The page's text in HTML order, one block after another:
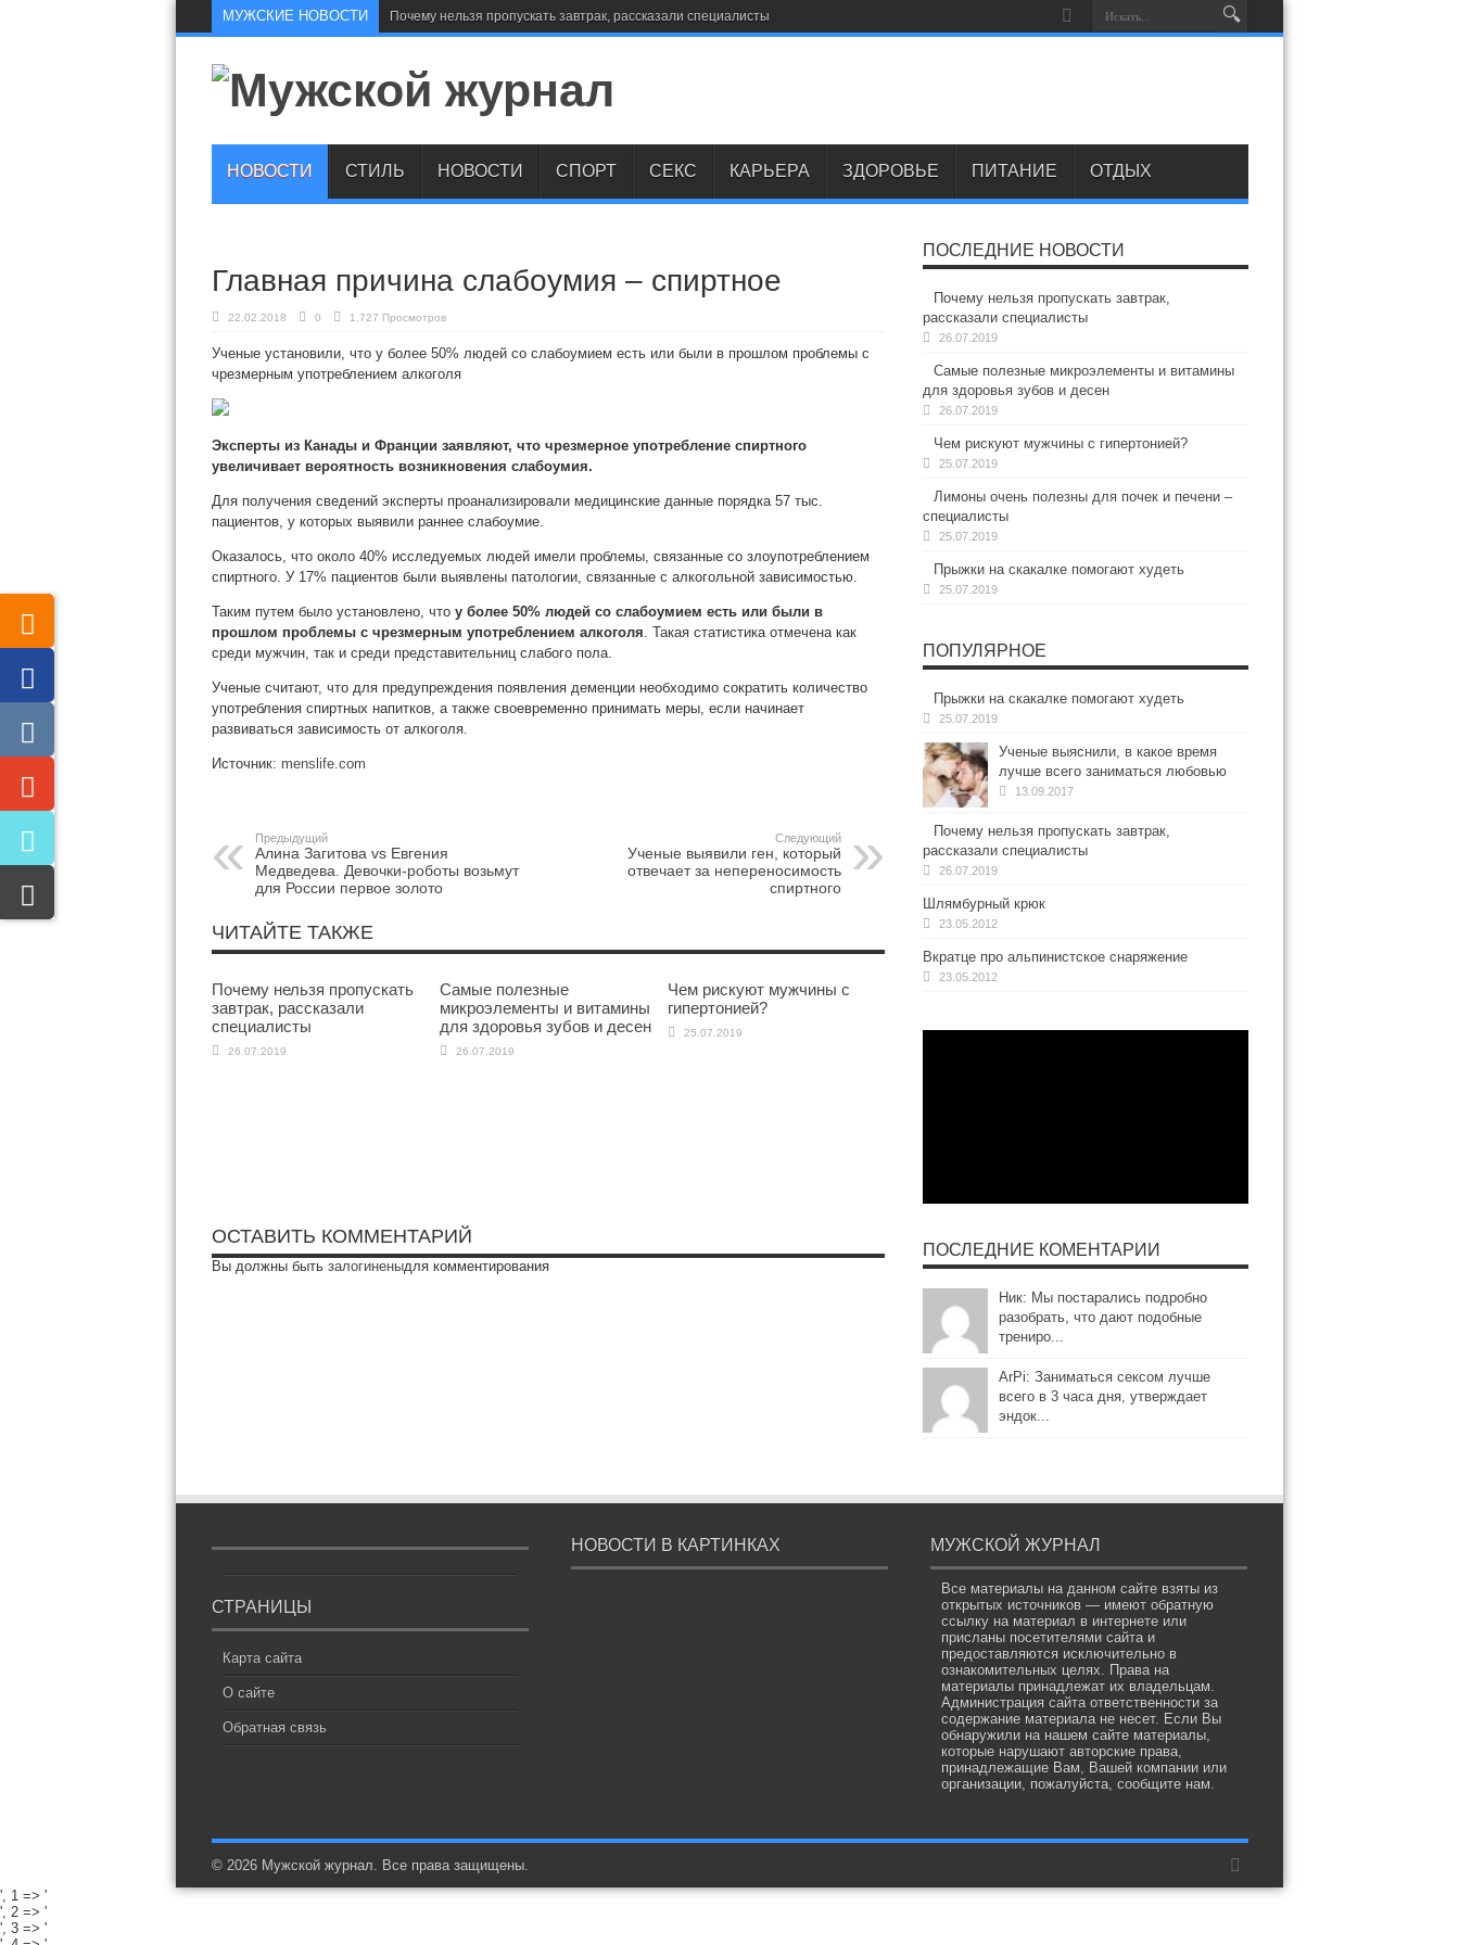
МУЖСКИЕ НОВОСТИ Почему нельзя пропускать завтрак, рассказали специалисты
НОВОСТИ СТИЛЬ НОВОСТИ СПОРТ СЕКС КАРЬЕРА ЗДОРОВЬЕ ПИТАНИЕ ОТДЫХ
Главная причина слабоумия – спиртное
22.02.2018 0 1,727 Просмотров
Ученые установили, что у более 50% людей со слабоумием есть или были в прошлом проблемы с
чрезмерным употреблением алкоголя
Эксперты из Канады и Франции заявляют, что чрезмерное употребление спиртного
увеличивает вероятность возникновения слабоумия.
Для получения сведений эксперты проанализировали медицинские данные порядка 57 тыс.
пациентов, у которых выявили раннее слабоумие.
Оказалось, что около 40% исследуемых людей имели проблемы, связанные со злоупотреблением
спиртного. У 17% пациентов были выявлены патологии, связанные с алкогольной зависимостью.
Таким путем было установлено, чтоу более 50% людей со слабоумием есть или были в
прошлом проблемы с чрезмерным употреблением алкоголя. Такая статистика отмечена как
среди мужчин, так и среди представительниц слабого пола.
Ученые считают, что для предупреждения появления деменции необходимо сократить количество
употребления спиртных напитков, а также своевременно принимать меры, если начинает
развиваться зависимость от алкоголя.
Источник: menslife.com
Предыдущий
Алина Загитова vs Евгения
Медведева. Девочки-роботы возьмут
для России первое золото
Следующий
Ученые выявили ген, который
отвечает за непереносимость
спиртного
ЧИТАЙТЕ ТАКЖЕ
Почему нельзя пропускать
завтрак, рассказали
специалисты
26.07.2019
Самые полезные
микроэлементы и витамины
для здоровья зубов и десен
26.07.2019
Чем рискуют мужчины с
гипертонией?
25.07.2019
ОСТАВИТЬ КОММЕНТАРИЙ
Вы должны быть залогиненыдля комментирования
ПОСЛЕДНИЕ НОВОСТИ
Почему нельзя пропускать завтрак,
рассказали специалисты
26.07.2019
Самые полезные микроэлементы и витамины
для здоровья зубов и десен
26.07.2019
Чем рискуют мужчины с гипертонией?
25.07.2019
Лимоны очень полезны для почек и печени –
специалисты
25.07.2019
Прыжки на скакалке помогают худеть
25.07.2019
ПОПУЛЯРНОЕ
Прыжки на скакалке помогают худеть
25.07.2019
Ученые выяснили, в какое время
лучше всего заниматься любовью
13.09.2017
Почему нельзя пропускать завтрак,
рассказали специалисты
26.07.2019
Шлямбурный крюк
23.05.2012
Вкратце про альпинистское снаряжение
23.05.2012
ПОСЛЕДНИЕ КОМЕНТАРИИ
Ник: Мы постарались подробно
разобрать, что дают подобные
трениро...
ArPi: Заниматься сексом лучше
всего в 3 часа дня, утверждает
эндок...
СТРАНИЦЫ
Карта сайта
О сайте
Обратная связь
НОВОСТИ В КАРТИНКАХ МУЖСКОЙ ЖУРНАЛ
Все материалы на данном сайте взяты из
открытых источников — имеют обратную
ссылку на материал в интернете или
присланы посетителями сайта и
предоставляются исключительно в
ознакомительных целях. Права на
материалы принадлежат их владельцам.
Администрация сайта ответственности за
содержание материала не несет. Если Вы
обнаружили на нашем сайте материалы,
которые нарушают авторские права,
принадлежащие Вам, Вашей компании или
организации, пожалуйста, сообщите нам.
© 2026 Мужской журнал. Все права защищены.
', 1 => '
', 2 => '
', 3 => '